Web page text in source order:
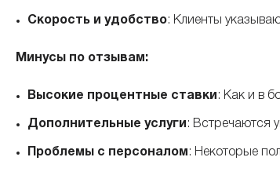
Скорость и удобство: Клиенты
Минусы по отзывам:
Высокие процентные ставки : Как и в
Дополнительные услуги : Встречаются
Проблемы с персоналом : Некоторые